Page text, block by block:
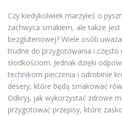
Czy kiedykolwiek marzyłeś o
zachwyca smakiem, ale także
bezglutenowej? Wiele osób
trudne do przygotowania i
słodkościom. Jednak dzięki
technikom pieczenia i odrobinie
desery, które będą smakować
Odkryj, jak wykorzystać zdrowe
przygotować przepisy, które